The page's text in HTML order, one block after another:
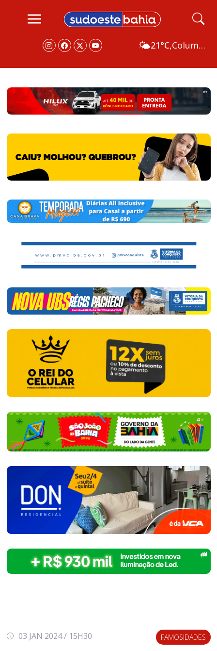
🌤️21°C, Columbus
03 JAN 2024 / 15H30 FAMOSIDADES